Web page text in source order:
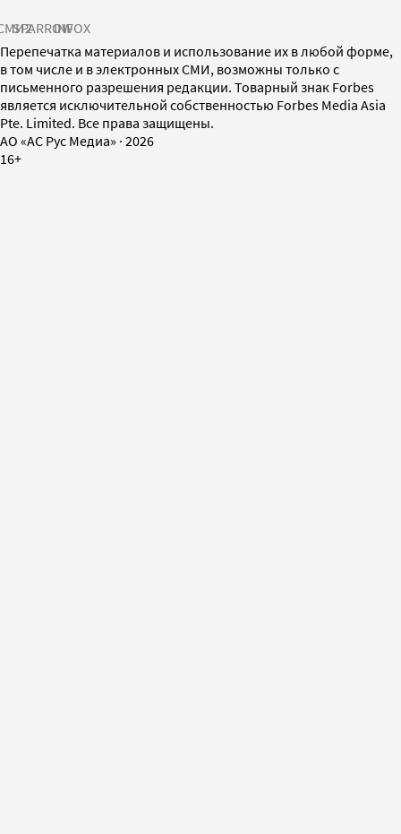
SPARROWINFOX
Перепечатка материалов и использование их в любой форме,
в том числе и в электронных СМИ, возможны только с
письменного разрешения редакции. Товарный знак Forbes
является исключительной собственностью Forbes Media Asia
Pte. Limited. Все права защищены.
AO «АС Рус Медиа» · 2026
16+